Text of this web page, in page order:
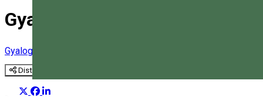
Magyar
Gyalogtúra a Gyimesi-
Gyalogtúrák
Distribuie